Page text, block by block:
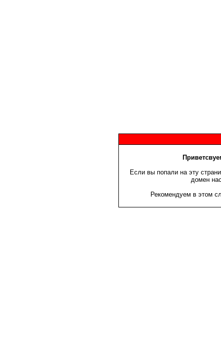
Если вы попали на эту
домен
Рекомендуем в этом